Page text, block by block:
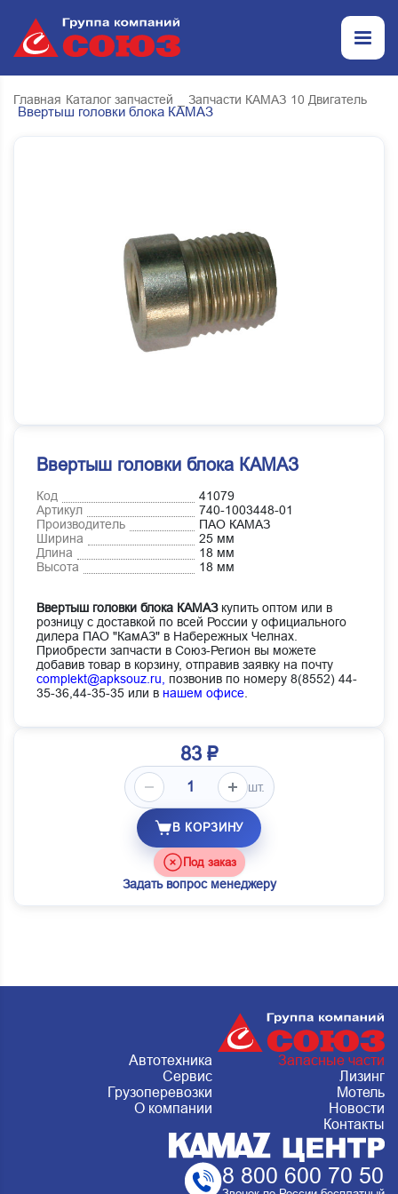
Главная Каталог запчастей _ Запчасти КАМАЗ 10 Двигатель
Ввертыш головки блока КАМАЗ
Ввертыш головки блока КАМАЗ
Код
41079
Артикул
740-1003448-01
Производитель
ПАО КАМАЗ
Ширина
25 мм
Длина
18 мм
Высота
18 мм
Ввертыш головки блока КАМАЗкупить оптом или в
розницу с доставкой по всей России у официального
дилера ПАО "КамАЗ" в Набережных Челнах.
Приобрести запчасти в Союз-Регион вы можете
добавив товар в корзину, отправив заявку на почту
complekt@apksouz.ru,
позвонив по номеру 8(8552) 44-
35-36,44-35-35 или в нашем офисе
83 ₽
шт.
В КОРЗИНУ
Под заказ
Задать вопрос менеджеру
Автотехника
Запасные части
Сервис
Лизинг
Грузоперевозки
Мотель
О компании
Новости
Контакты
8 800 600 70 50